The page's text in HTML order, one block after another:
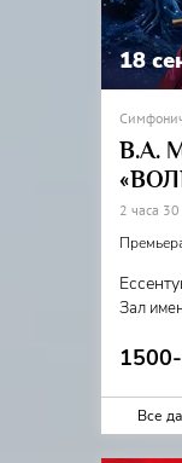
18
В.А.
2 часа
Зал
Все